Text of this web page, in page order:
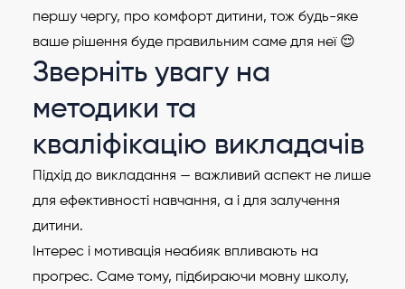
першу чергу, про комфорт дитини, тож будь-яке
ваше рішення буде правильним саме для неї 😌
Зверніть увагу на
методики та
кваліфікацію викладачів
Підхід до викладання — важливий аспект не лише
для ефективності навчання, а і для залучення
дитини.
Інтерес і мотивація неабияк впливають на
прогрес. Саме тому, підбираючи мовну школу,